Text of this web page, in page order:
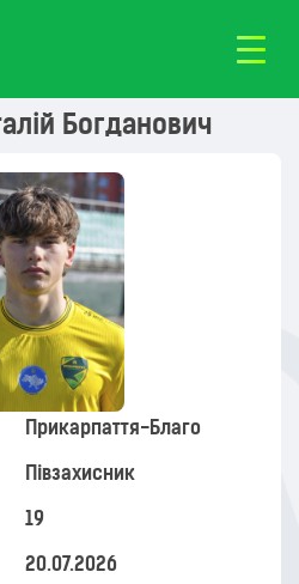
Богданович
Прикарпаття-Благо
Півзахисник
19
20.07.2026